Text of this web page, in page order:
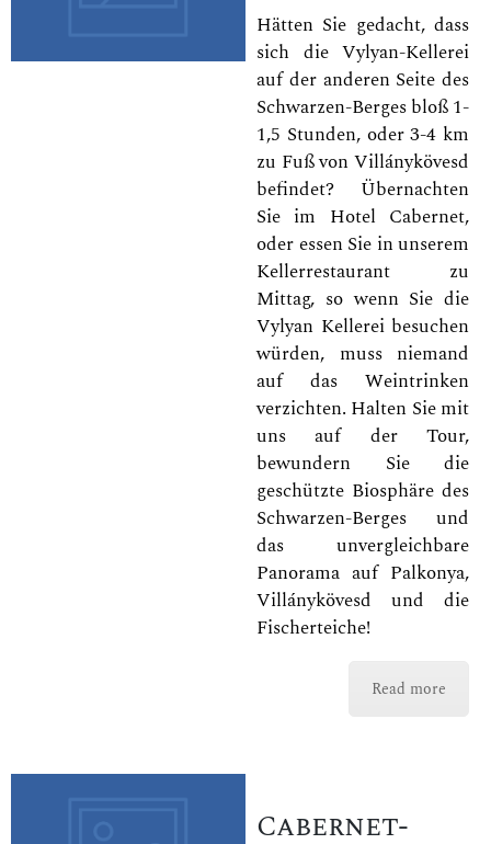
Hätten Sie gedacht, dass
sich die Vylyan-Kellerei
auf der anderen Seite des
Schwarzen-Berges bloß 1-
1,5 Stunden, oder 3-4 km
zu Fuß von Villánykövesd
befindet? Übernachten
Sie im Hotel Cabernet,
oder essen Sie in unserem
Kellerrestaurant zu
Mittag, so wenn Sie die
Vylyan Kellerei besuchen
würden, muss niemand
auf das Weintrinken
verzichten. Halten Sie mit
uns auf der Tour,
bewundern Sie die
geschützte Biosphäre des
Schwarzen-Berges und
das unvergleichbare
Panorama auf Palkonya,
Villánykövesd und die
Fischerteiche!
Read more
Cabernet-